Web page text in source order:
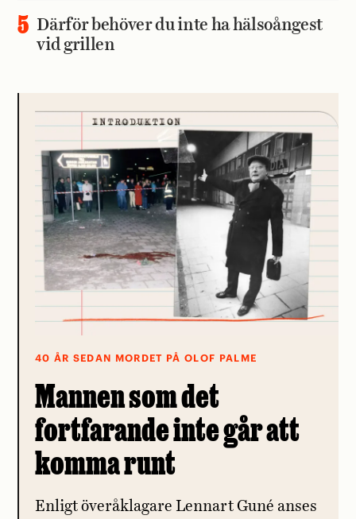
Därför behöver du inte ha hälsoångest
vid grillen
40 ÅR SEDAN MORDET PÅ OLOF PALME
Mannen som det
fortfarande inte går att
komma runt
Enligt överåklagare Lennart Guné anses